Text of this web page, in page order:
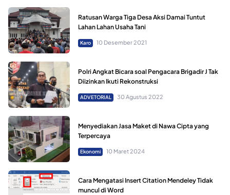
Ratusan Warga Tiga Desa Aksi Damai Tuntut
Lahan Lahan Usaha Tani
Karo 10 Desember 2021
Polri Angkat Bicara soal Pengacara Brigadir J Tak
Diizinkan Ikuti Rekonstruksi
ADVETORIAL 30 Agustus 2022
Menyediakan Jasa Maket di Nawa Cipta yang
Terpercaya
Ekonomi 10 Maret 2024
Cara Mengatasi Insert Citation Mendeley Tidak
muncul di Word